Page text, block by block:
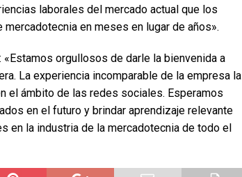
laborales del mercado actual que los
en meses en lugar de años».
«Estamos orgullosos de darle la bienvenida a
La experiencia incomparable de la empresa la
el ámbito de las redes sociales. Esperamos
en el futuro y brindar aprendizaje relevante
en la industria de la mercadotecnia de todo el